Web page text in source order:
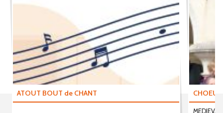
ATOUT BOUT de CHANT